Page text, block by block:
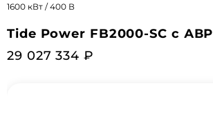
1600 кВт / 400 В
Tide Power FB2000-SC с АВР
29 027 334 ₽